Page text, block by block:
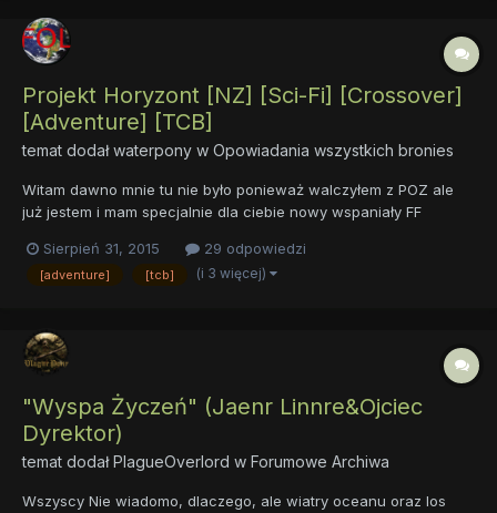
Projekt Horyzont [NZ] [Sci-Fi] [Crossover]
[Adventure] [TCB]
temat dodałwaterpony w Opowiadania wszystkich bronies
Witam dawno mnie tu nie było ponieważ walczyłem z POZ ale
już jestem i mam specjalnie dla ciebie nowy wspaniały FF
wykończeniu. W fiku nie pada ani razu słowo kucyk ponieważ
przed wakacjami założyłem się z moją nauczycielką od
Sierpień 31, 2015 29 odpowiedzi
[adventure] [tcb] (i 3 więcej)
"Wyspa Życzeń" (Jaenr Linnre&Ojciec
Dyrektor)
temat dodałPlagueOverlord w Forumowe Archiwa
Wszyscy Nie wiadomo, dlaczego, ale wiatry oceanu oraz los